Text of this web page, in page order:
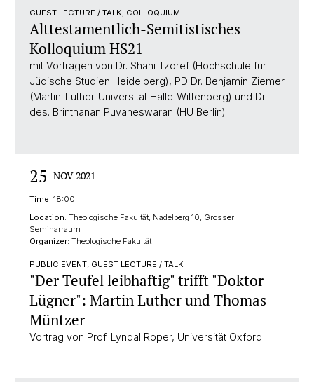
GUEST LECTURE / TALK, COLLOQUIUM
Alttestamentlich-Semitistisches
Kolloquium HS21
mit Vorträgen von Dr. Shani Tzoref (Hochschule für
Jüdische Studien Heidelberg), PD Dr. Benjamin Ziemer
(Martin-Luther-Universität Halle-Wittenberg) und Dr.
des. Brinthanan Puvaneswaran (HU Berlin)
25 NOV 2021
Time: 18:00
Location: Theologische Fakultät, Nadelberg 10, Grosser
Seminarraum
Organizer: Theologische Fakultät
PUBLIC EVENT, GUEST LECTURE / TALK
"Der Teufel leibhaftig" trifft "Doktor
Lügner": Martin Luther und Thomas
Müntzer
Vortrag von Prof. Lyndal Roper, Universität Oxford